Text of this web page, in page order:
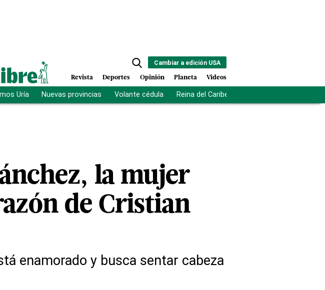
Cambiar a edición USA
Revista Deportes Opinión Planeta Videos
Uría Nuevas provincias Volante cédula Reina del Caribe
la mujer
de Cristian
enamorado y busca sentar cabeza